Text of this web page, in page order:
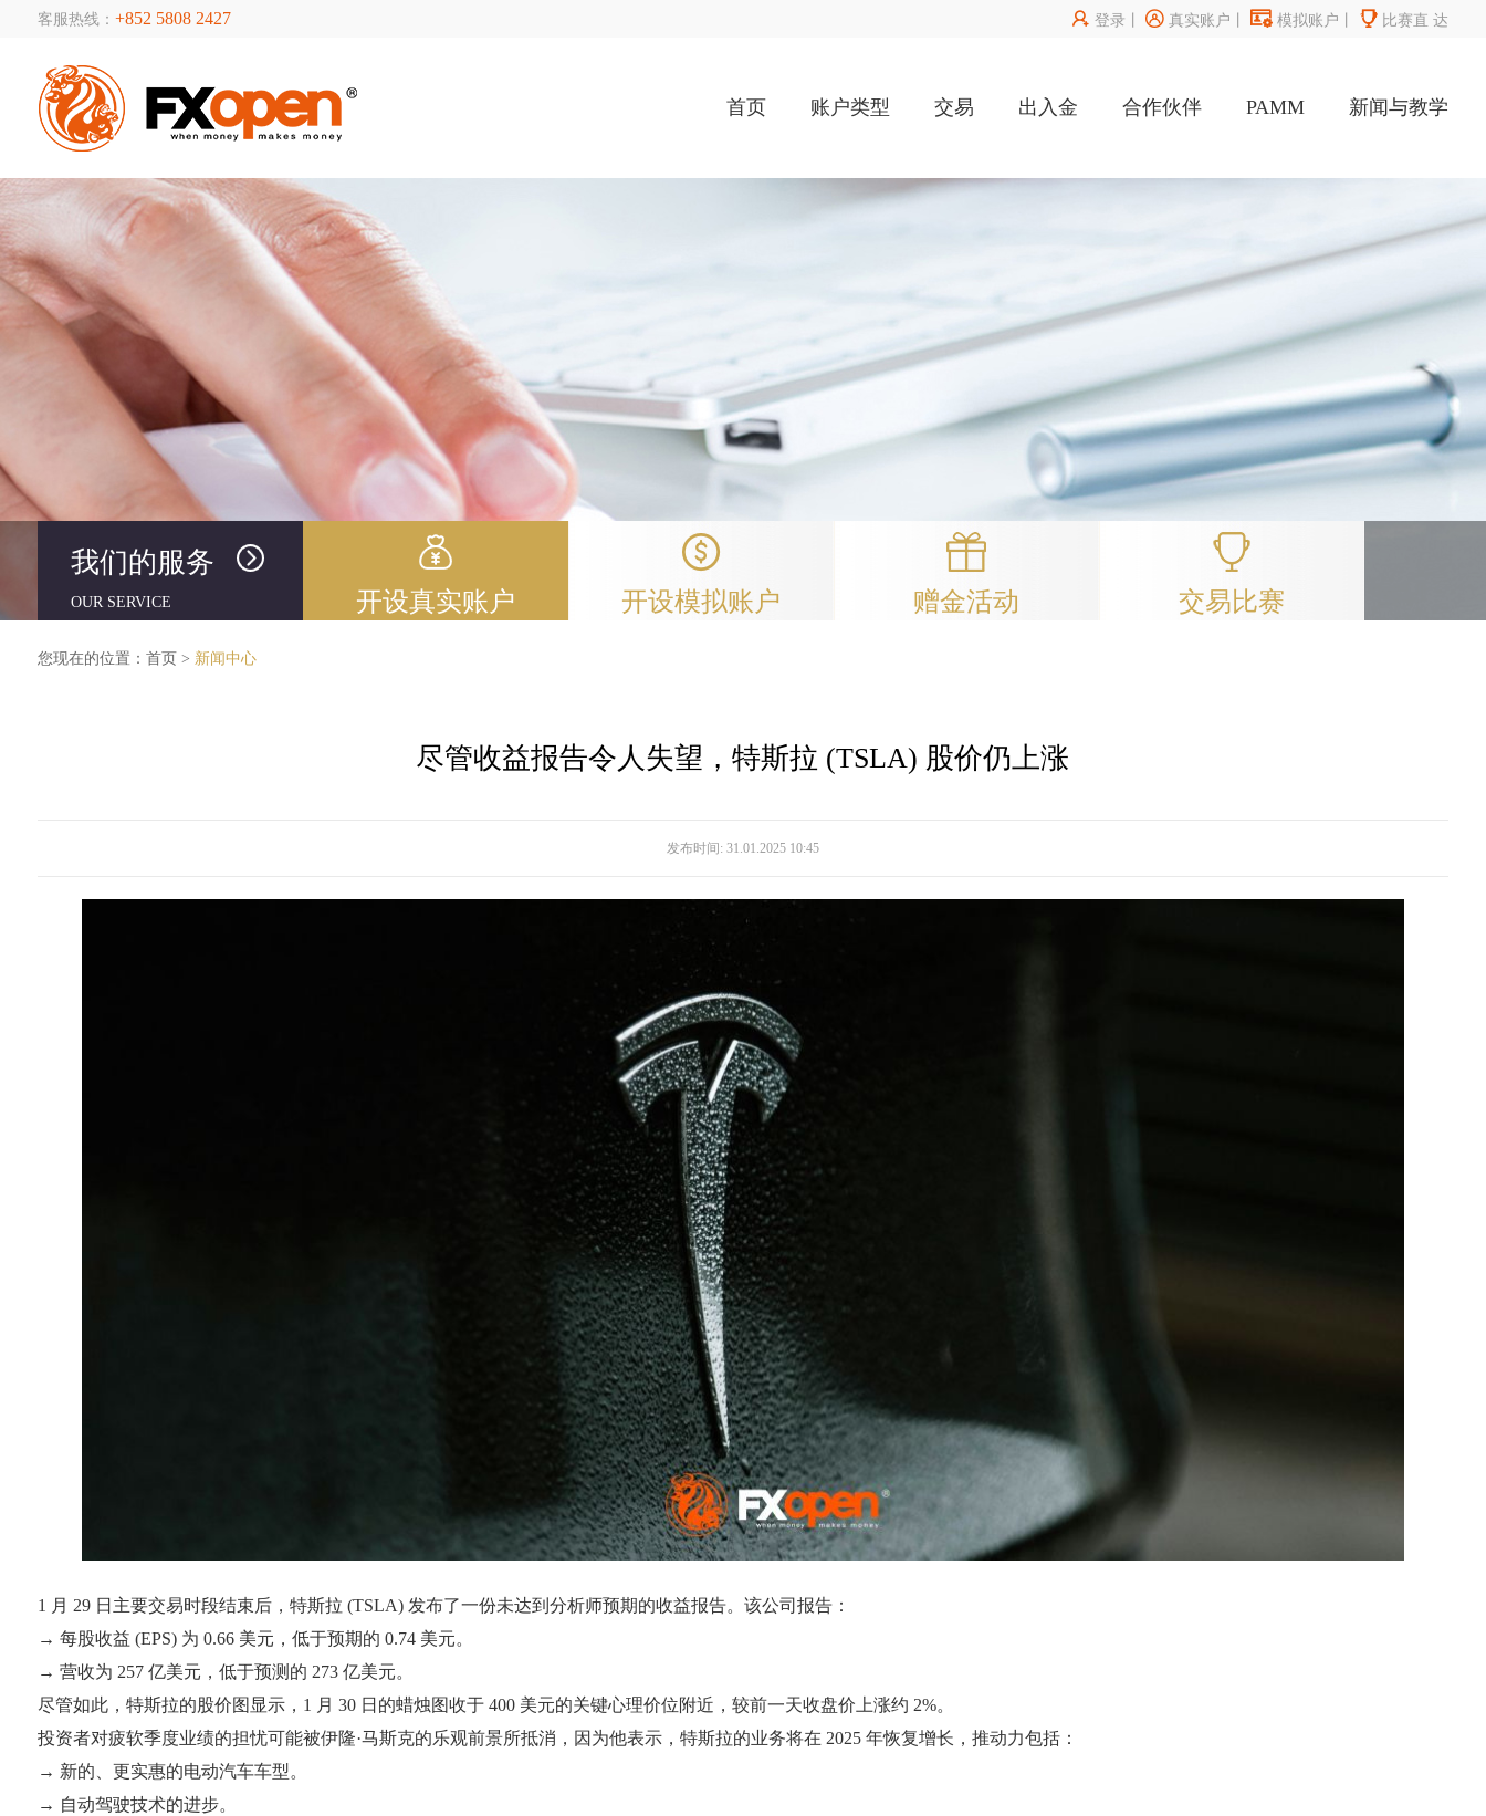
客服热线： +852 5808 2427  登录 丨 真实账户  模拟账户  比赛直 达
首页 账户类型 交易 出入金 合作伙伴 PAMM 新闻与教学
我们的服务
OUR SERVICE 开设真实账户 开设模拟账户 赠金活动 交易比赛
您现在的位置： 首页 > 新闻中心
尽管收益报告令人失望，特斯拉 (TSLA) 股价仍上涨
发布时间: 31.01.2025 10:45
1 月 29 日主要交易时段结束后，特斯拉 (TSLA) 发布了一份未达到分析师预期的收益报告。该公司报告：
→ 每股收益 (EPS) 为 0.66 美元，低于预期的 0.74 美元。
→ 营收为 257 亿美元，低于预测的 273 亿美元。
尽管如此，特斯拉的股价图显示，1 月 30 日的蜡烛图收于 400 美元的关键心理价位附近，较前一天收盘价上涨约 2%。
投资者对疲软季度业绩的担忧可能被伊隆·马斯克的乐观前景所抵消，因为他表示，特斯拉的业务将在 2025 年恢复增长，推动力包括：
→ 新的、更实惠的电动汽车车型。
→ 自动驾驶技术的进步。